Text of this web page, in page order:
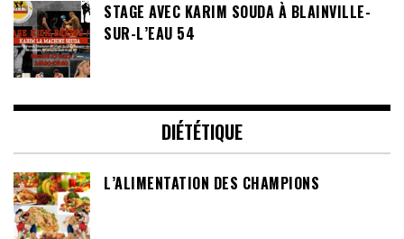
STAGE AVEC KARIM SOUDA À BLAINVILLE-
SUR-L’EAU 54
DIÉTÉTIQUE
L’ALIMENTATION DES CHAMPIONS